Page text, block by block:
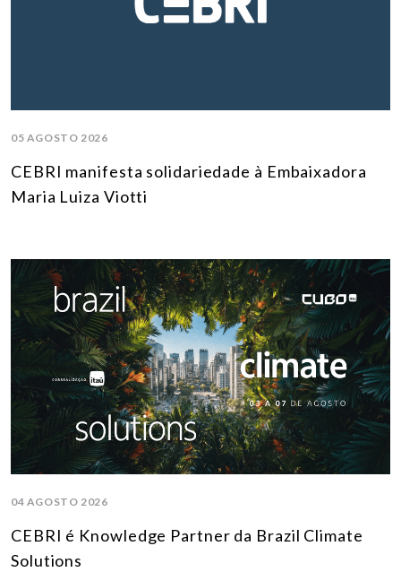
05 AGOSTO 2026
CEBRI manifesta solidariedade à Embaixadora
Maria Luiza Viotti
04 AGOSTO 2026
CEBRI é Knowledge Partner da Brazil Climate
Solutions